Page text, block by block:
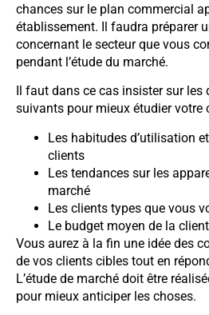
chances sur le plan commercial
établissement. Il faudra préparer
concernant le secteur que vous
pendant l’étude du marché.
Il faut dans ce cas insister sur
suivants pour mieux étudier votre
Les habitudes d’utilisation
clients
Les tendances sur les
marché
Les clients types que vous
Le budget moyen de la
Vous aurez à la fin une idée des
de vos clients cibles tout en
L’étude de marché doit être
pour mieux anticiper les choses.